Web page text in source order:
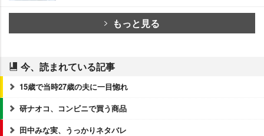
もっと見る
今、読まれている記事
15歳で当時27歳の夫に一目惚れ
研ナオコ、コンビニで買う商品
田中みな実、うっかりネタバレ